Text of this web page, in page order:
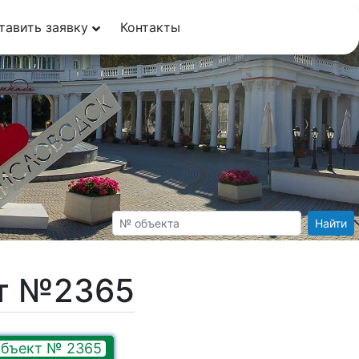
заявку Контакты
Найти
№2365
№ 2365